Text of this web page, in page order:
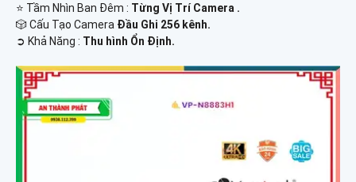
⭐ Tầm Nhìn Ban Đêm : Từng Vị Trí Camera .
🎲 Cấu Tạo Camera Đầu Ghi 256 kênh.
️➲ Khả Năng : Thu hình Ổn Định.